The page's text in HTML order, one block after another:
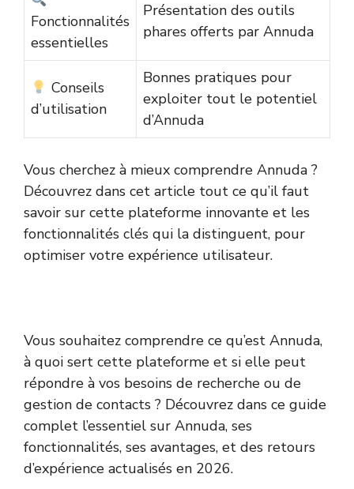
Fonctionnalités
essentielles
Présentation des outils
phares offerts par Annuda
Conseils
d’utilisation
Bonnes pratiques pour
exploiter tout le potentiel
d’Annuda
Vous cherchez à mieux comprendre Annuda ?
Découvrez dans cet article tout ce qu’il faut
savoir sur cette plateforme innovante et les
fonctionnalités clés qui la distinguent, pour
optimiser votre expérience utilisateur.
Vous souhaitez comprendre ce qu’est Annuda,
à quoi sert cette plateforme et si elle peut
répondre à vos besoins de recherche ou de
gestion de contacts ? Découvrez dans ce guide
complet l’essentiel sur Annuda, ses
fonctionnalités, ses avantages, et des retours
d’expérience actualisés en 2026.